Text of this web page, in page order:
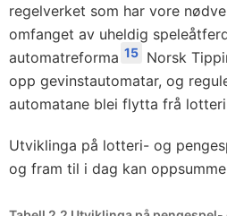
regelverket som har vore
omfanget av uheldig
automatreforma 15 Norsk
opp gevinstautomatar, og
automatane blei flytta frå
Utviklinga på lotteri- og
og fram til i dag kan